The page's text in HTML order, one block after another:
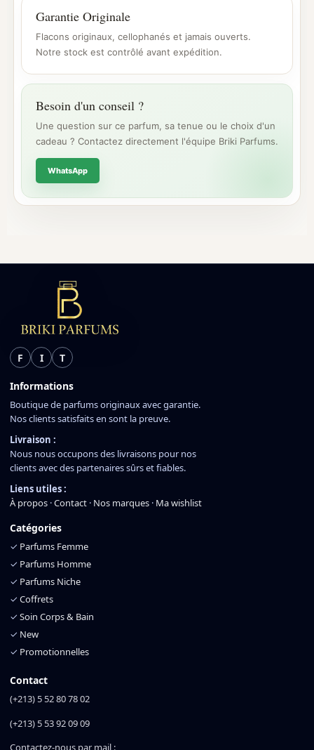
Garantie Originale
Flacons originaux, cellophanés et jamais ouverts.
Notre stock est contrôlé avant expédition.
Besoin d'un conseil ?
Une question sur ce parfum, sa tenue ou le choix d'un
cadeau ? Contactez directement l'équipe Briki Parfums.
WhatsApp
F I T
Informations
Boutique de parfums originaux avec garantie.
Nos clients satisfaits en sont la preuve.
Livraison :
Nous nous occupons des livraisons pour nos
clients avec des partenaires sûrs et fiables.
Liens utiles :
À propos ·Contact · Nos marques · Ma wishlist
Catégories
✓ Parfums Femme
✓ Parfums Homme
✓ Parfums Niche
✓ Coffrets
✓ Soin Corps & Bain
✓ New
✓ Promotionnelles
Contact
(+213) 5 52 80 78 02
(+213) 5 53 92 09 09
Contactez-nous par mail :